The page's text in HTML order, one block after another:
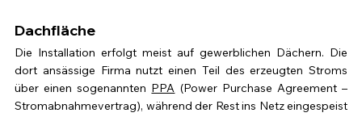
Dachfläche
Die Installation erfolgt meist auf gewerblichen Dächern. Die
dort ansässige Firma nutzt einen Teil des erzeugten Stroms
über einen sogenannten PPA (Power Purchase Agreement –
Stromabnahmevertrag), während der Rest ins Netz eingespeist